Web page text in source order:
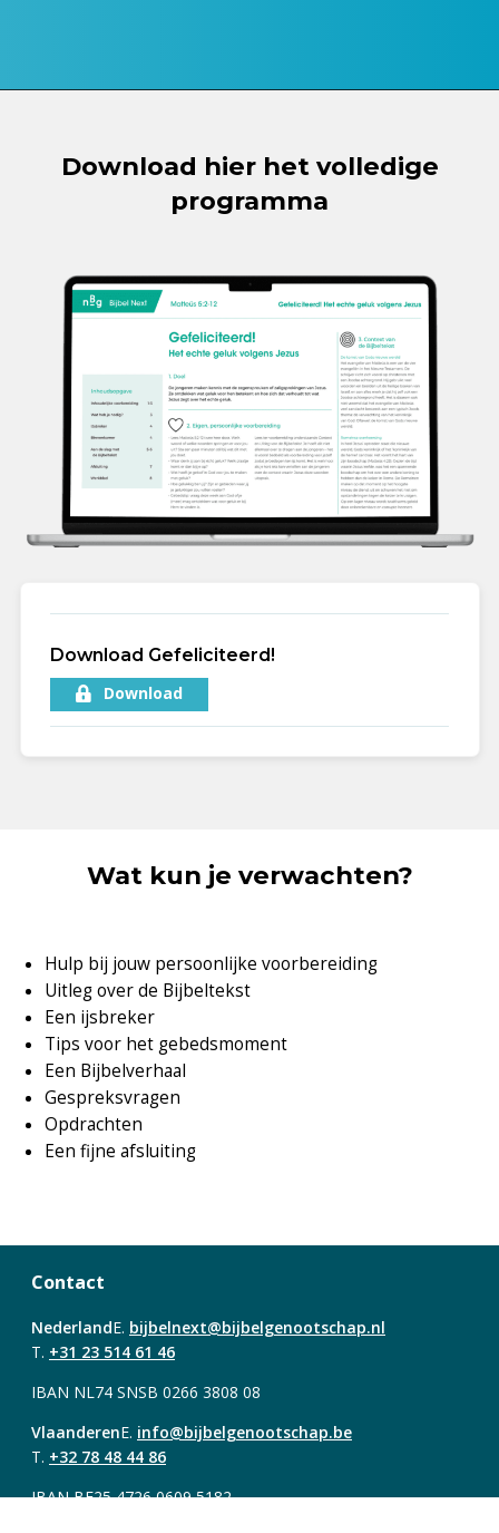
Download hier het volledige
programma
Download Gefeliciteerd!
Download
Wat kun je verwachten?
Hulp bij jouw persoonlijke voorbereiding
Uitleg over de Bijbeltekst
Een ijsbreker
Tips voor het gebedsmoment
Een Bijbelverhaal
Gespreksvragen
Opdrachten
Een fijne afsluiting
Contact
NederlandE. bijbelnext@bijbelgenootschap.nl
T. +31 23 514 61 46
IBAN NL74 SNSB 0266 3808 08
VlaanderenE. info@bijbelgenootschap.be
T. +32 78 48 44 86
IBAN BE25 4726 0609 5182